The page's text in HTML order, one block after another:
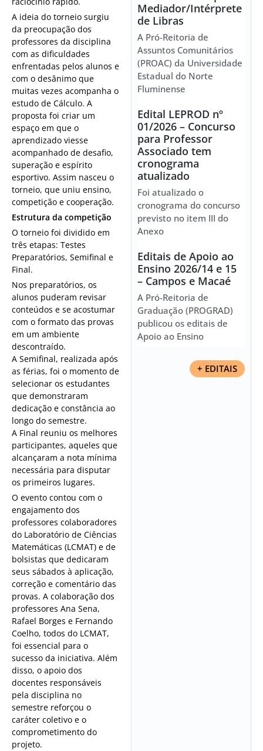
A ideia do torneio surgiu
da preocupação dos
professores da disciplina
com as dificuldades
enfrentadas pelos alunos e
com o desânimo que
muitas vezes acompanha o
estudo de Cálculo. A
proposta foi criar um
espaço em que o
aprendizado viesse
acompanhado de desafio,
superação e espírito
esportivo. Assim nasceu o
torneio, que uniu ensino,
competição e cooperação.
Estrutura da competição
O torneio foi dividido em
três etapas: Testes
Preparatórios, Semifinal e
Final.
Nos preparatórios, os
alunos puderam revisar
conteúdos e se acostumar
com o formato das provas
em um ambiente
descontraído.
A Semifinal, realizada após
as férias, foi o momento de
selecionar os estudantes
que demonstraram
dedicação e constância ao
longo do semestre.
A Final reuniu os melhores
participantes, aqueles que
alcançaram a nota mínima
necessária para disputar
os primeiros lugares.
O evento contou com o
engajamento dos
professores colaboradores
do Laboratório de Ciências
Matemáticas (LCMAT) e de
bolsistas que dedicaram
seus sábados à aplicação,
correção e comentário das
provas. A colaboração dos
professores Ana Sena,
Rafael Borges e Fernando
Coelho, todos do LCMAT,
foi essencial para o
sucesso da iniciativa. Além
disso, o apoio dos
docentes responsáveis
pela disciplina no
semestre reforçou o
caráter coletivo e o
comprometimento do
projeto.
Mediador/Intérprete
de Libras
A Pró-Reitoria de
Assuntos Comunitários
(PROAC) da Universidade
Estadual do Norte
Fluminense
Edital LEPROD nº
01/2026 – Concurso
para Professor
Associado tem
cronograma
atualizado
Foi atualizado o
cronograma do concurso
previsto no item III do
Anexo
Editais de Apoio ao
Ensino 2026/14 e 15
– Campos e Macaé
A Pró-Reitoria de
Graduação (PROGRAD)
publicou os editais de
Apoio ao Ensino
+ EDITAIS